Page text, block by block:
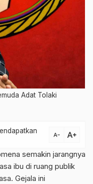
Adat Tolaki
text_decrease text_increase
semakin jarangnya
ibu di ruang publik
Gejala ini